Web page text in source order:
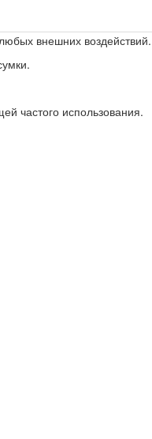
внешних воздействий.
частого использования.